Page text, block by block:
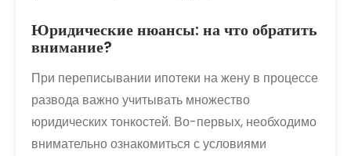
Юридические нюансы: на что обратить
внимание?
При переписывании ипотеки на жену в процессе
развода важно учитывать множество
юридических тонкостей. Во-первых, необходимо
внимательно ознакомиться с условиями